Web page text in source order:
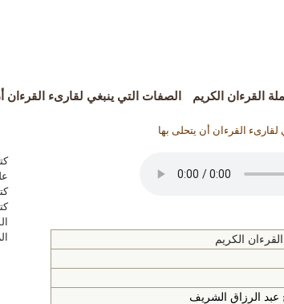
القرءان الكريم الصفات التي ينبغي لقارىء القرءان
لقارىء القرءان أن يتحلى بها
الكريم
عبد الرزاق الشريف